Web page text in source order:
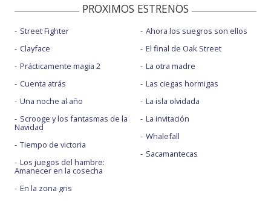
PROXIMOS ESTRENOS
Street Fighter
Clayface
Prácticamente magia 2
Cuenta atrás
Una noche al año
Scrooge y los fantasmas de la
Navidad
Tiempo de victoria
Los juegos del hambre:
Amanecer en la cosecha
En la zona gris
Ahora los suegros son ellos
El final de Oak Street
La otra madre
Las ciegas hormigas
La isla olvidada
La invitación
Whalefall
Sacamantecas